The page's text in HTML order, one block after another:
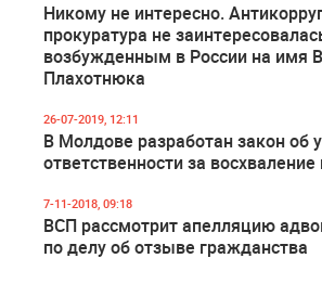
Никому не интересно.
прокуратура не
возбужденным в России на имя
Плахотнюка
26-07-2019, 12:11
В Молдове разработан закон об
ответственности за
7-11-2018, 09:18
ВСП рассмотрит апелляцию
по делу об отзыве гражданства